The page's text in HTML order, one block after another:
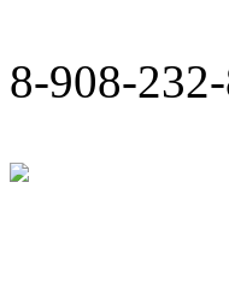
8-908-